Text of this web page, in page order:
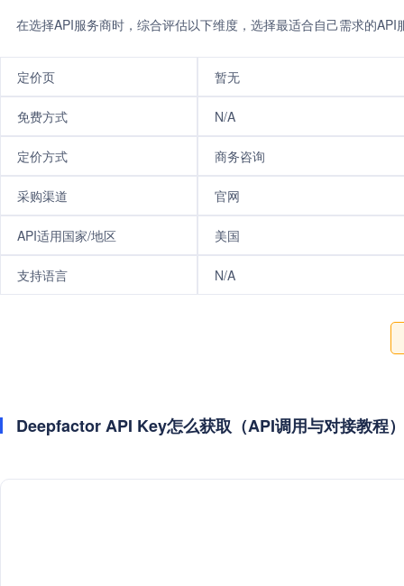
在选择API服务商时，综合评估以下维度，选择最适合自己需求的
定价页 暂无
免费方式 N/A
定价方式 商务咨询
采购渠道 官网
API适用国家/地区 美国
支持语言 N/A
Deepfactor API Key怎么获取（API调用与对接教程）